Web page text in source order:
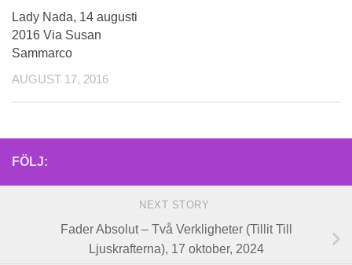
Lady Nada, 14 augusti
2016 Via Susan
Sammarco
AUGUST 17, 2016
FÖLJ:
NEXT STORY
Fader Absolut – Två Verkligheter (Tillit Till
Ljuskrafterna), 17 oktober, 2024